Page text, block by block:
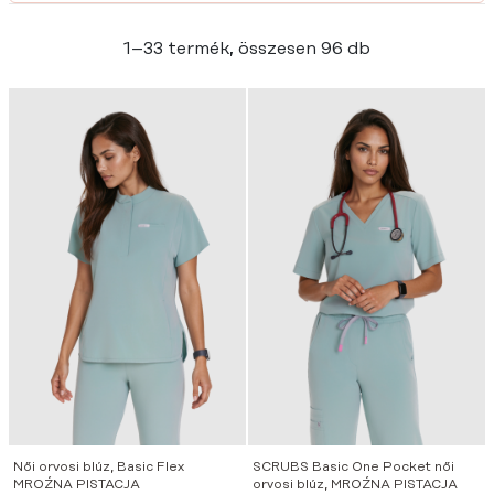
1–33 termék, összesen 96 db
Női orvosi blúz, Basic Flex
MROŹNA PISTACJA
SCRUBS Basic One Pocket női
orvosi blúz, MROŹNA PISTACJA